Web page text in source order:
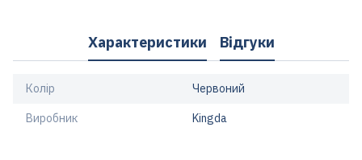
Характеристики Відгуки
Колір Червоний
Виробник Kingda